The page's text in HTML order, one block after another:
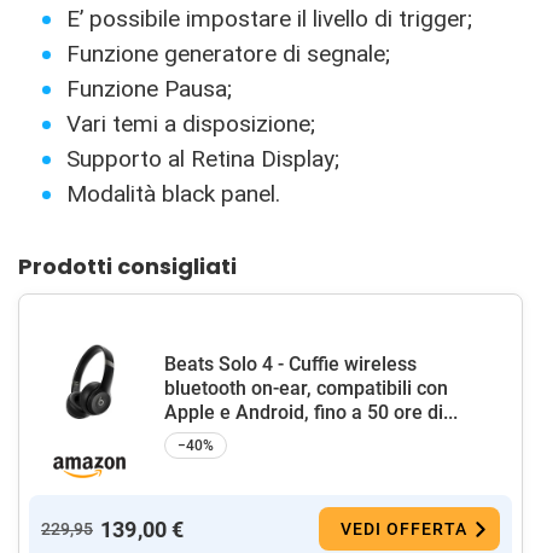
E’ possibile impostare il livello di trigger;
Funzione generatore di segnale;
Funzione Pausa;
Vari temi a disposizione;
Supporto al Retina Display;
Modalità black panel.
Prodotti consigliati
Beats Solo 4 - Cuffie wireless
bluetooth on-ear, compatibili con
Apple e Android, fino a 50 ore di...
−40%
229,95 139,00 € VEDI OFFERTA